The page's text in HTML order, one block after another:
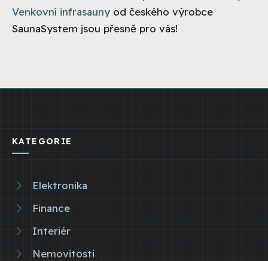
Venkovní infrasauny od českého výrobce
SaunaSystem jsou přesně pro vás!
KATEGORIE
Elektronika
Finance
Interiér
Nemovitosti